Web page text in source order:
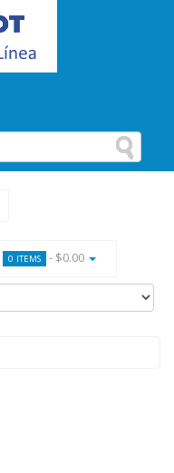
0 ITEMS - $0.00